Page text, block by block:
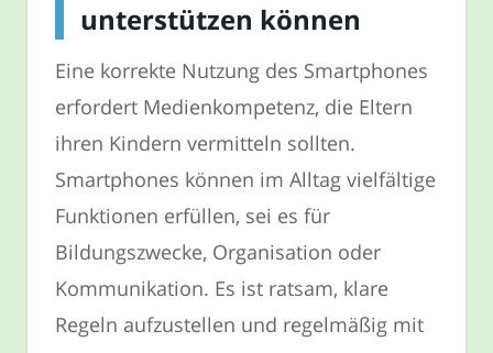
unterstützen können
Eine korrekte Nutzung des Smartphones
erfordert Medienkompetenz, die Eltern
ihren Kindern vermitteln sollten.
Smartphones können im Alltag vielfältige
Funktionen erfüllen, sei es für
Bildungszwecke, Organisation oder
Kommunikation. Es ist ratsam, klare
Regeln aufzustellen und regelmäßig mit